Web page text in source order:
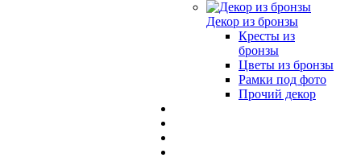
Декор из бронзы
Кресты из
бронзы
Цветы из бронзы
Рамки под фото
Прочий декор